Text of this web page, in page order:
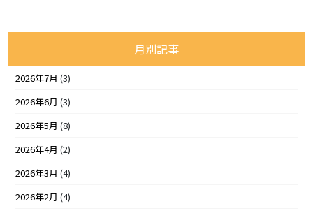
月別記事
2026年7月 (3)
2026年6月 (3)
2026年5月 (8)
2026年4月 (2)
2026年3月 (4)
2026年2月 (4)